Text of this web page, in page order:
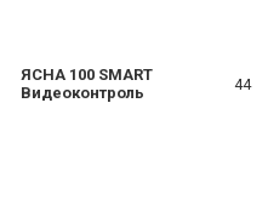
ЯСНА 100 SMART
Видеоконтроль
44